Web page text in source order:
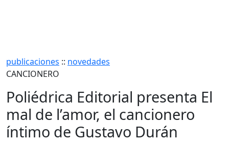
publicaciones :: novedades
CANCIONERO
Poliédrica Editorial presenta El
mal de l’amor, el cancionero
íntimo de Gustavo Durán